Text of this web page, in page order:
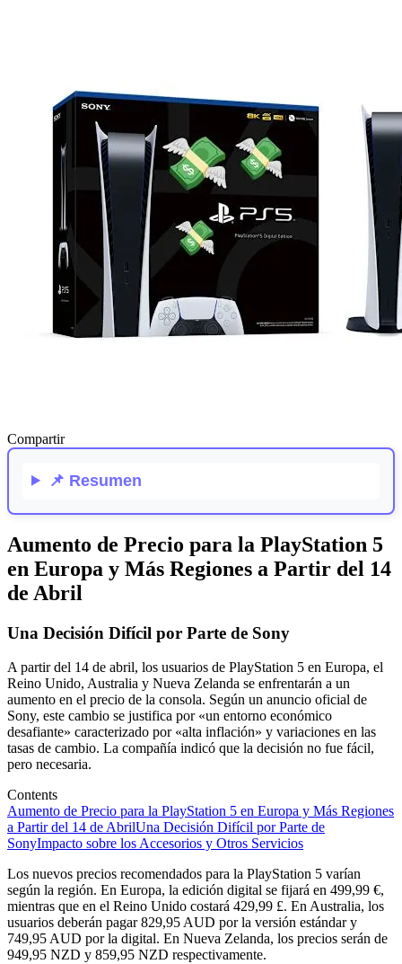
Compartir
📌 Resumen
Aumento de Precio para la PlayStation 5
en Europa y Más Regiones a Partir del 14
de Abril
Una Decisión Difícil por Parte de Sony
A partir del 14 de abril, los usuarios de PlayStation 5 en Europa, el
Reino Unido, Australia y Nueva Zelanda se enfrentarán a un
aumento en el precio de la consola. Según un anuncio oficial de
Sony, este cambio se justifica por «un entorno económico
desafiante» caracterizado por «alta inflación» y variaciones en las
tasas de cambio. La compañía indicó que la decisión no fue fácil,
pero necesaria.
Contents
Aumento de Precio para la PlayStation 5 en Europa y Más Regiones
a Partir del 14 de AbrilUna Decisión Difícil por Parte de
SonyImpacto sobre los Accesorios y Otros Servicios
Los nuevos precios recomendados para la PlayStation 5 varían
según la región. En Europa, la edición digital se fijará en 499,99 €,
mientras que en el Reino Unido costará 429,99 £. En Australia, los
usuarios deberán pagar 829,95 AUD por la versión estándar y
749,95 AUD por la digital. En Nueva Zelanda, los precios serán de
949,95 NZD y 859,95 NZD respectivamente.